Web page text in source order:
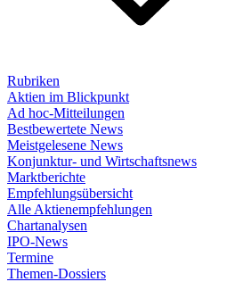
Rubriken
Aktien im Blickpunkt
Ad hoc-Mitteilungen
Bestbewertete News
Meistgelesene News
Konjunktur- und Wirtschaftsnews
Marktberichte
Empfehlungsübersicht
Alle Aktienempfehlungen
Chartanalysen
IPO-News
Termine
Themen-Dossiers